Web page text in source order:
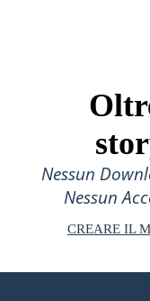
Nessun
Nessun
CREARE IL